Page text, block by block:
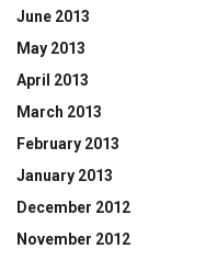
June 2013
May 2013
April 2013
March 2013
February 2013
January 2013
December 2012
November 2012